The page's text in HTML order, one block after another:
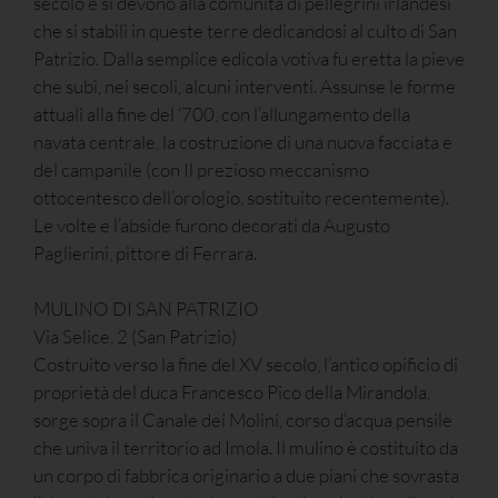
che si stabilì in queste terre dedicandosi al culto di San
Patrizio. Dalla semplice edicola votiva fu eretta la pieve
che subì, nei secoli, alcuni interventi. Assunse le forme
attuali alla fine del ‘700, con l’allungamento della
navata centrale, la costruzione di una nuova facciata e
del campanile (con Il prezioso meccanismo
ottocentesco dell’orologio, sostituito recentemente).
Le volte e l’abside furono decorati da Augusto
Paglierini, pittore di Ferrara.
MULINO DI SAN PATRIZIO
Via Selice, 2 (San Patrizio)
Costruito verso la fine del XV secolo, l’antico opificio di
proprietà del duca Francesco Pico della Mirandola,
sorge sopra il Canale dei Molini, corso d’acqua pensile
che univa il territorio ad Imola. Il mulino è costituito da
un corpo di fabbrica originario a due piani che sovrasta